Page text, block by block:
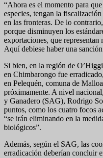
“Ahora es el momento para
especies, tengan la
en las fronteras. De lo
porque disminuyen los
exportaciones, que representan
Aquí debiese haber una
Si bien, en la región de
en Chimbarongo fue
en Pelequén, comuna de
próximamente. A nivel
y Ganadero (SAG), Rodrigo
puntos, como los cuatro focos
“se irán eliminando en la
biológicos”.
Además, según el SAG, las
erradicación deberían concluir